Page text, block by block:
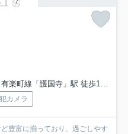
有楽町線「護国寺」駅 徒歩15分
カメラ
豊富に揃っており、過ごしやす